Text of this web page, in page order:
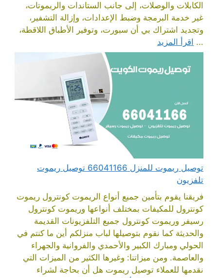
الكابلات والوصلات، إلى جانب الستاندات والريموتات،
غير خدمة البرمجة وضبط الإعدادات، وإزالة التشفير،
وتجديد اشتراك بي أن سبورت، وتوفير الأطباق اللاقطة،
... اقرأ المزيد
توصيل ريموت للمنزل 66041166 توصيل ريموت
تلفزيون
فريقنا يقوم بتأمين جميع أنواع الريموت كونترول ريموت
كونترول للمكيفات بمختلف أنواعها وريموت كونترول
رسيفر وريموت كونترول جميع التلفزيونات القديمة
والحديثة كما نقوم بتوصيلها لباب منزلكم أين ما كنتم في
الحولي ومبارك الكبير والأحمدي والفروانية والجهراء
والعاصمة. ومن ميزاتنا: وغيرها الكثير من الميزات التي
نقدمها للعملاء توصيل ريموت هل أن بحاجة لشراء